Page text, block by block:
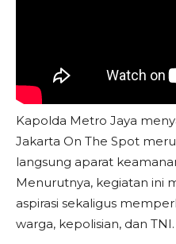
Kapolda Metro Jaya
Jakarta On The Spot
langsung aparat
Menurutnya, kegiatan ini
aspirasi sekaligus
warga, kepolisian, dan TNI.